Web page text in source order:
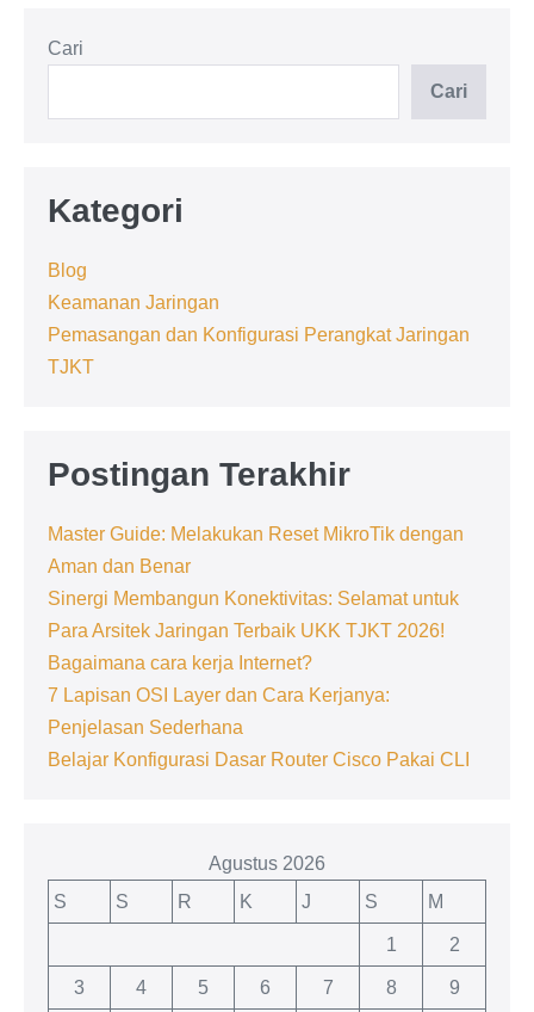
Panduan
Cari
Cari
Kategori
Blog
Keamanan Jaringan
Pemasangan dan Konfigurasi Perangkat Jaringan
TJKT
Postingan Terakhir
Master Guide: Melakukan Reset MikroTik dengan
Aman dan Benar
Sinergi Membangun Konektivitas: Selamat untuk
Para Arsitek Jaringan Terbaik UKK TJKT 2026!
Bagaimana cara kerja Internet?
7 Lapisan OSI Layer dan Cara Kerjanya:
Penjelasan Sederhana
Belajar Konfigurasi Dasar Router Cisco Pakai CLI
Agustus 2026
S
S R K J S M
1 2
3 4 5 6 7 8 9